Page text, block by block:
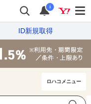
i
ID新規取得
ロハコメニュー